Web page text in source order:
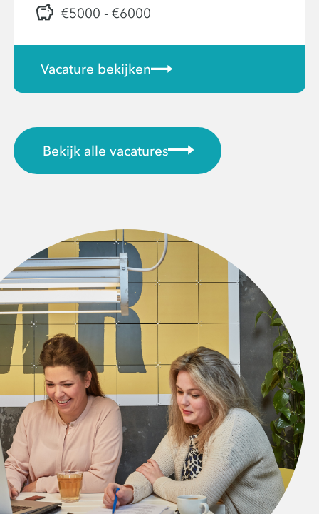
€5000 - €6000
Vacature bekijken
Bekijk alle vacatures